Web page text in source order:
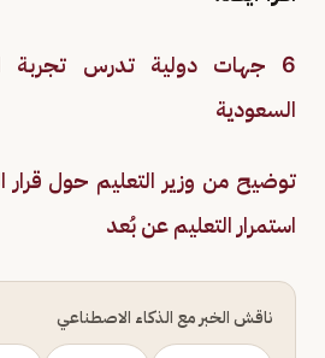
6 جهات دولية تدرس تجربة
السعودية
توضيح من وزير التعليم حول قرار
استمرار التعليم عن بُعد
ناقش الخبر مع الذكاء الاصطناعي